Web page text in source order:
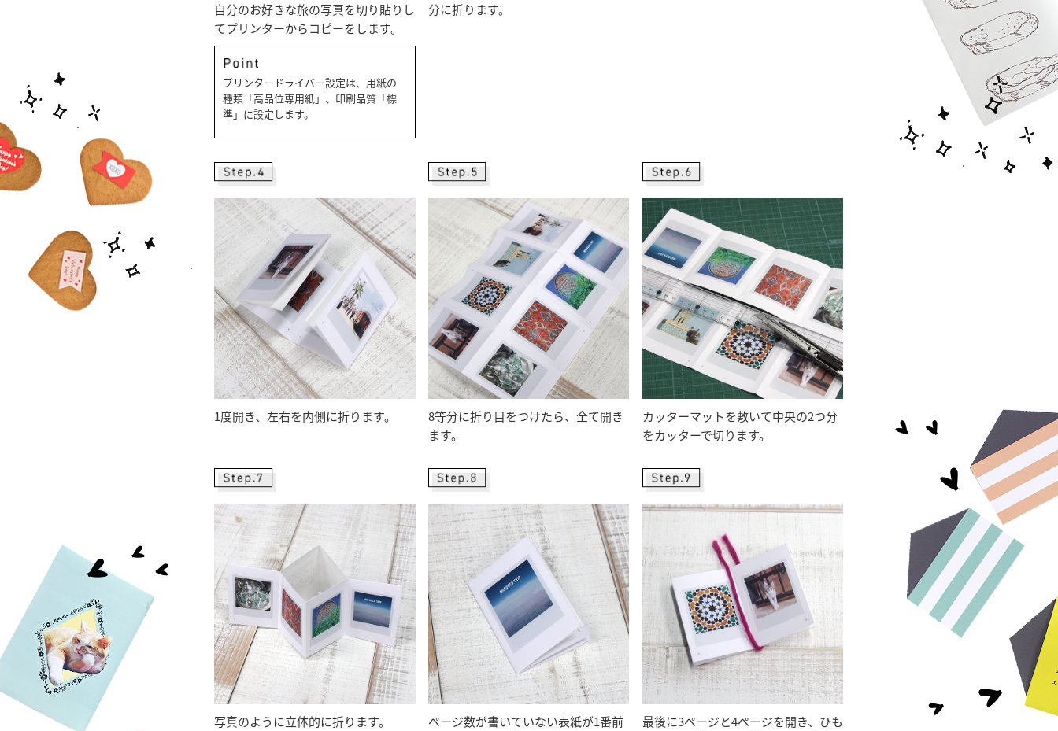
自分のお好きな旅の写真を切り貼りし
てプリンターからコピーをします。
プリンタードライバー設定は、用紙の
種類「高品位専用紙」、印刷品質「標
準」に設定します。
分に折ります。
1度開き、左右を内側に折ります。
8等分に折り目をつけたら、全て開き
ます。
カッターマットを敷いて中央の2つ分
をカッターで切ります。
写真のように立体的に折ります。
ページ数が書いていない表紙が1番前
最後に3ページと4ページを開き、ひも